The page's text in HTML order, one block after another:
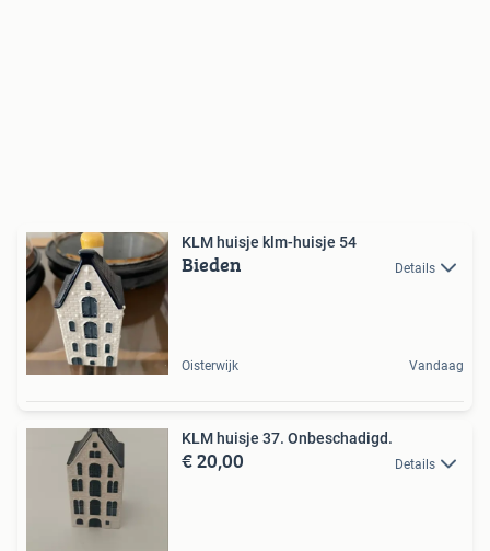
KLM huisje klm-huisje 54
Bieden Details
Oisterwijk Vandaag
KLM huisje 37. Onbeschadigd.
€ 20,00 Details